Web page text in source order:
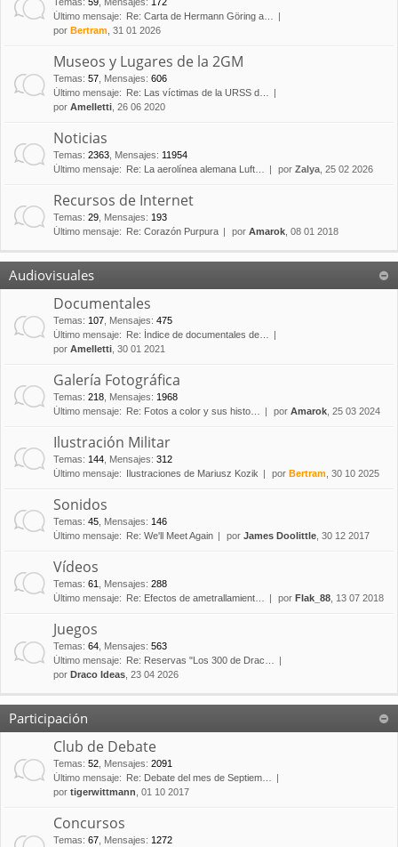
Último mensaje:
Re: Carta de Hermann Göring a…
por Bertram , 31 01 2026
Museos y Lugares de la 2GM
Temas: 57 Mensajes: 606
Último mensaje:
Re: Las víctimas de la URSS d…
por Amelletti , 26 06 2020
Noticias
Temas: 2363 Mensajes: 11954
Último mensaje:
Re: La aerolínea alemana Luft… por Zalya , 25 02 2026
Recursos de Internet
Temas: 29 Mensajes: 193
Último mensaje:
Re: Corazón Purpura por Amarok , 08 01 2018
Audiovisuales
Documentales
Temas: 107 Mensajes: 475
Último mensaje:
Re: Índice de documentales de…
por Amelletti , 30 01 2021
Galería Fotográfica
Temas: 218 Mensajes: 1968
Último mensaje:
Re: Fotos a color y sus histo… por Amarok , 25 03 2024
Ilustración Militar
Temas: 144 Mensajes: 312
Último mensaje:
Ilustraciones de Mariusz Kozik por Bertram , 30 10 2025
Sonidos
Temas: 45 Mensajes: 146
Último mensaje:
Re: We'll Meet Again por James Doolittle , 30 12 2017
Vídeos
Temas: 61 Mensajes: 288
Último mensaje:
Re: Efectos de ametrallamient… por Flak_88 , 13 07 2018
Juegos
Temas: 64 Mensajes: 563
Último mensaje:
Re: Reservas "Los 300 de Drac…
por Draco Ideas , 23 04 2026
Participación
Club de Debate
Temas: 52 Mensajes: 2091
Último mensaje:
Re: Debate del mes de Septiem…
por tigerwittmann , 01 10 2017
Concursos
Temas: 67 Mensajes: 1272